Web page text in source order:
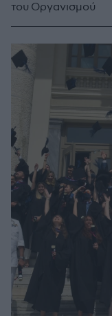
του Οργανισμού